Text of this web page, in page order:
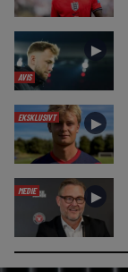
AVIS
►
EKSKLUSIVT ►
MEDIE ►